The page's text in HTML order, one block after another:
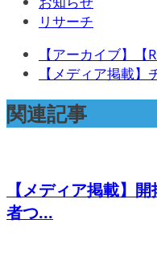
リサーチ
【アーカイブ】【
【メディア掲載
関連記事
【メディア掲載】
者つ...